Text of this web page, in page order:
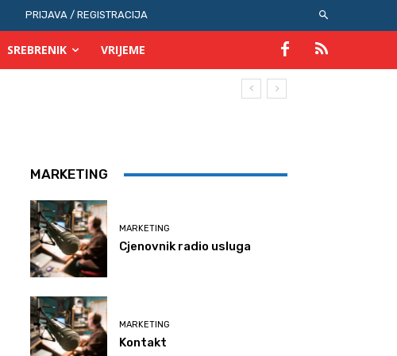
PRIJAVA / REGISTRACIJA
SREBRENIK VRIJEME
MARKETING
MARKETING
Cjenovnik radio usluga
MARKETING
Kontakt